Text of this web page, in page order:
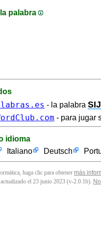
palabra
- la palabra
- para jugar
idioma
Italiano Deutsch
haga clic para obtener más
el 23 junio 2023 (v-2.0.1b).